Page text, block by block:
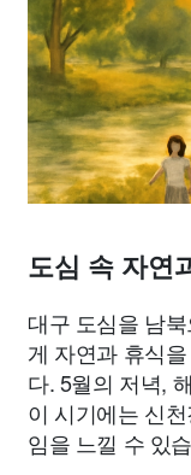
부동산 외국어
도심 속 자연
대구 도심을 남
게 자연과 휴식
다. 5월의 저녁,
이 시기에는 신
임을 느낄 수 있